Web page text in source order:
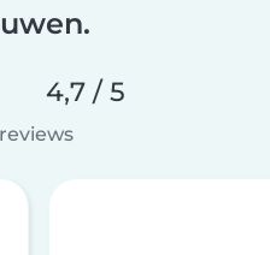
4,7 / 5